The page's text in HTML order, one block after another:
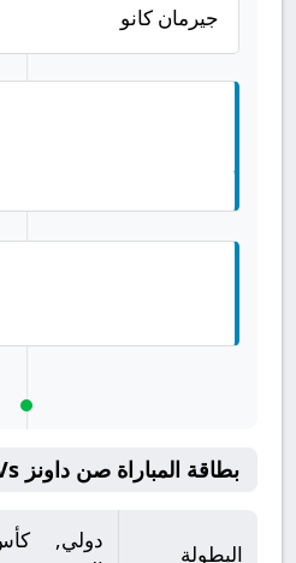
جيرمان كانو
بطاقة المباراة صن داونز Vs فلومينينسي
البطولة
دولي,